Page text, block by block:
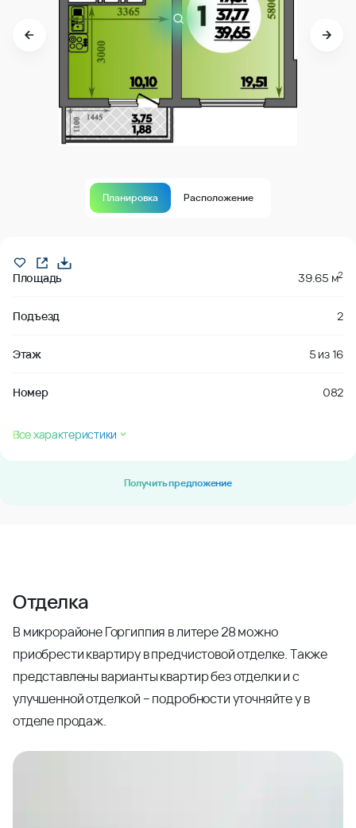
Планировка Расположение
Площадь 39.65 м2
Подъезд 2
Этаж 5 из16
Номер 082
Все характеристики
Получить предложение
Отделка
В микрорайоне Горгиппия в литере 28 можно
приобрести квартиру в предчистовой отделке. Также
представлены варианты квартир без отделки и с
улучшенной отделкой – подробности уточняйте у в
отделе продаж.